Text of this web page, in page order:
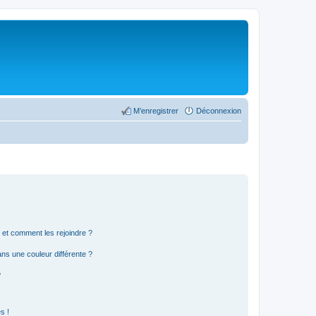
Déconnexion
M’enregistrer
comment les rejoindre ?
une couleur différente ?
!